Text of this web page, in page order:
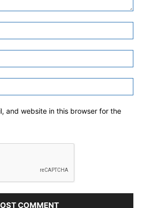
and website in this browser for the